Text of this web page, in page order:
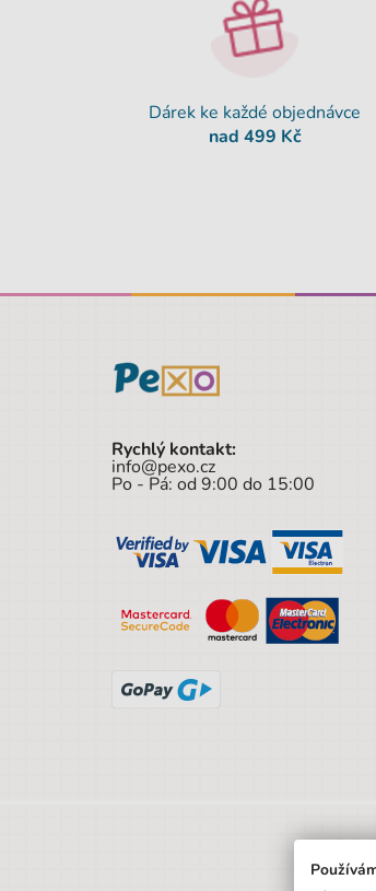
Dárek ke každé objednávce
nad 499 Kč
Rychlý kontakt:
info@pexo.cz
Po - Pá: od 9:00 do 15:00